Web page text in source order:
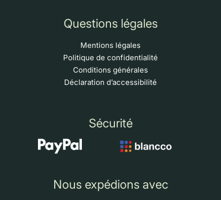
Questions légales
Mentions légales
Politique de confidentialité
Conditions générales
Déclaration d’accessibilité
Sécurité
Nous expédions avec